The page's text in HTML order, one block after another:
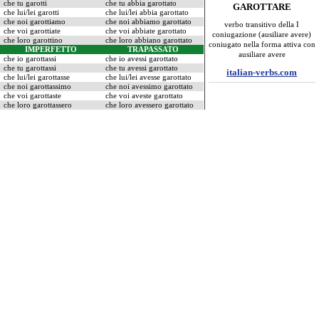
che tu garotti
che tu abbia garottato
che lui/lei garotti
che lui/lei abbia garottato
che noi garottiamo
che noi abbiamo garottato
che voi garottiate
che voi abbiate garottato
che loro garottino
che loro abbiano garottato
IMPERFETTO
TRAPASSATO
che io garottassi
che io avessi garottato
che tu garottassi
che tu avessi garottato
che lui/lei garottasse
che lui/lei avesse garottato
che noi garottassimo
che noi avessimo garottato
che voi garottaste
che voi aveste garottato
che loro garottassero
che loro avessero garottato
GAROTTARE
verbo transitivo della I
coniugazione (ausiliare avere)
coniugato nella forma attiva con
ausiliare avere
italian-verbs.com